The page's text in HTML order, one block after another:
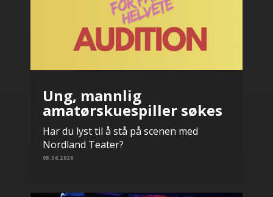
Ung, mannlig
amatørskuespiller søkes
Har du lyst til å stå på scenen med
Nordland Teater?
08.06.2026